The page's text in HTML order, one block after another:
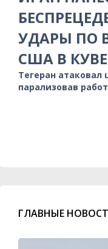
УДАРЫ ПО
США В
Тегеран
парализовав
ГЛАВНЫЕ